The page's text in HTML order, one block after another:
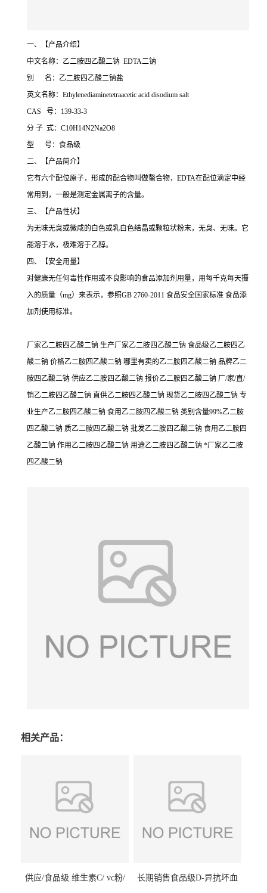
一、【产品介绍】
中文名称：乙二胺四乙酸二钠 EDTA二钠
别 名：乙二胺四乙酸二钠盐
英文名称：Ethylenediaminetetraacetic acid disodium salt
CAS 号：139-33-3
分 子 式：C10H14N2Na2O8
型 号：食品级
二、【产品简介】
它有六个配位原子，形成的配合物叫做螯合物，EDTA在配位滴定中经
常用到，一般是测定金属离子的含量。
三、【产品性状】
为无味无臭或微咸的白色或乳白色结晶或颗粒状粉末，无臭、无味。它
能溶于水，极难溶于乙醇。
四、【安全用量】
对健康无任何毒性作用或不良影响的食品添加剂用量，用每千克每天摄
入的质量（mg）来表示，参照GB 2760-2011 食品安全国家标准 食品添
加剂使用标准。
厂家乙二胺四乙酸二钠 生产厂家乙二胺四乙酸二钠 食品级乙二胺四乙
酸二钠 价格乙二胺四乙酸二钠 哪里有卖的乙二胺四乙酸二钠 品牌乙二
胺四乙酸二钠 供应乙二胺四乙酸二钠 报价乙二胺四乙酸二钠 厂/家/直/
销乙二胺四乙酸二钠 直供乙二胺四乙酸二钠 现货乙二胺四乙酸二钠 专
业生产乙二胺四乙酸二钠 食用乙二胺四乙酸二钠 类别含量99%乙二胺
四乙酸二钠 质乙二胺四乙酸二钠 批发乙二胺四乙酸二钠 食用乙二胺四
乙酸二钠 作用乙二胺四乙酸二钠 用途乙二胺四乙酸二钠 *厂家乙二胺
四乙酸二钠
相关产品：
供应/食品级 维生素C/ vc粉/
长期销售食品级D-异抗坏血